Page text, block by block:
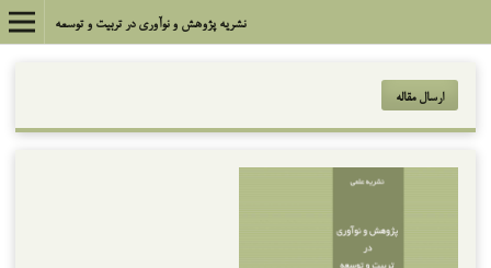
نشریه پژوهش و نوآوری در تربیت و توسعه
ارسال مقاله